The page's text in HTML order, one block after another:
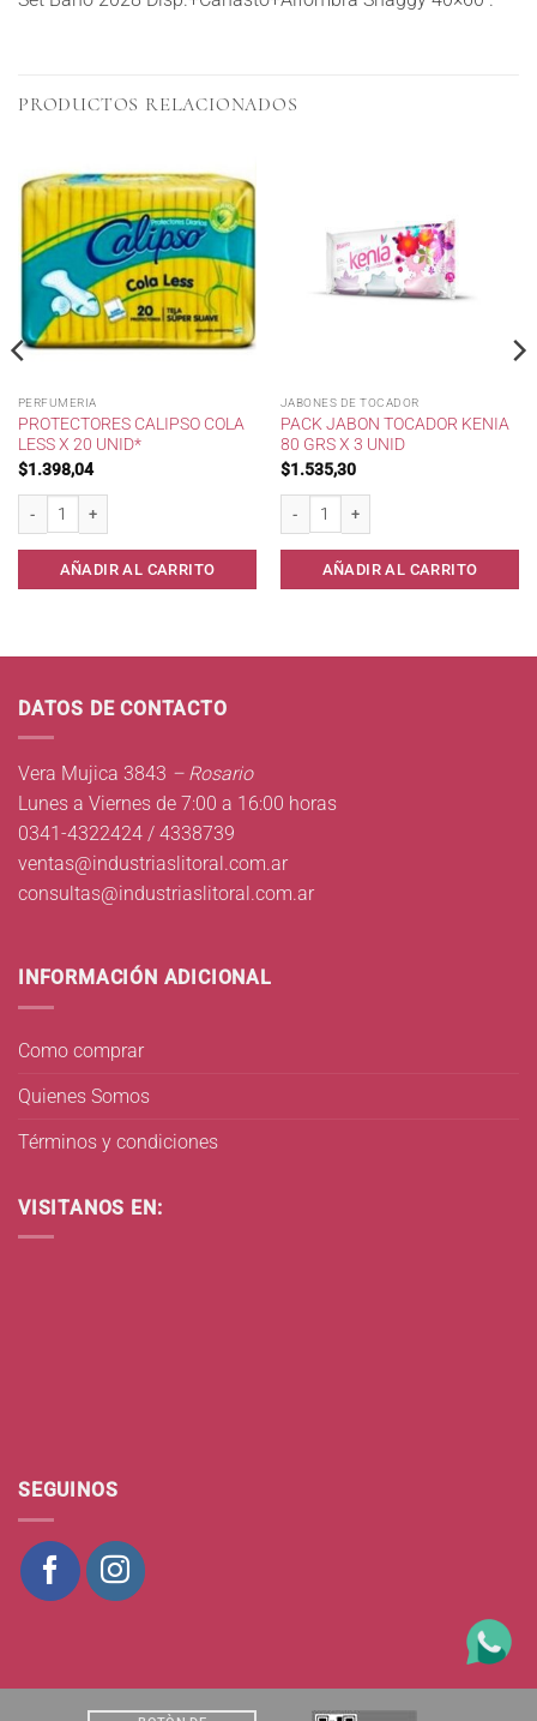
PRODUCTOS RELACIONADOS
PERFUMERIA
PROTECTORES CALIPSO COLA
LESS X 20 UNID*
$1.398,04
AÑADIR AL CARRITO
JABONES DE TOCADOR
PACK JABON TOCADOR KENIA
80 GRS X 3 UNID
$1.535,30
AÑADIR AL CARRITO
DATOS DE CONTACTO
Vera Mujica 3843 – Rosario
Lunes a Viernes de 7:00 a 16:00 horas
0341-4322424 / 4338739
ventas@industriaslitoral.com.ar
consultas@industriaslitoral.com.ar
INFORMACIÓN ADICIONAL
Como comprar
Quienes Somos
Términos y condiciones
VISITANOS EN:
SEGUINOS